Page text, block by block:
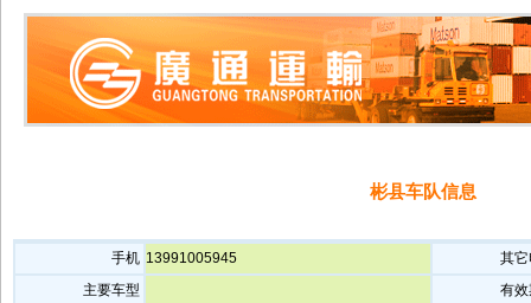
彬县车队信息
手机 13991005945
其
主要车型
有